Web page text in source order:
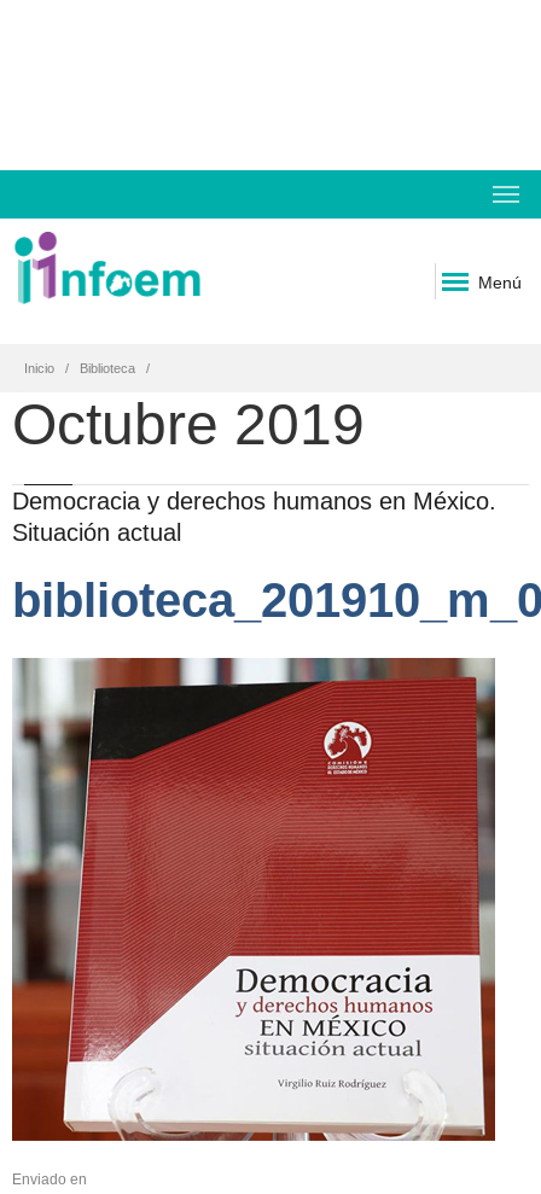
Menú
Inicio Biblioteca
Octubre 2019
Democracia y derechos humanos en México.
Situación actual
Enviado en